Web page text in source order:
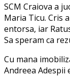
SCM Craiova a
Maria Ticu. Cris
entorsa, iar
Sa speram ca
Cu mana
Andreea Adespii